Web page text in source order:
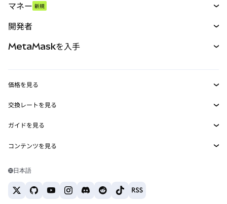
パーペチュアル
RWA
マネー 新規
開発者
MetaMask Connect
Snaps
Web3サービス
MetaMaskを入手
セキュリティ
サポート
キャリア
お問い合わせ
価格を見る
イーサリアムの価格
Solanaの価格
Tetherの価格
交換レートを見る
ETH→USD
USDT→INR
BTC→INR
ETH→USDT
ガイドを見る
ETHの購入
USDTの購入
コンテンツを見る
Solanaウォレット
日本語